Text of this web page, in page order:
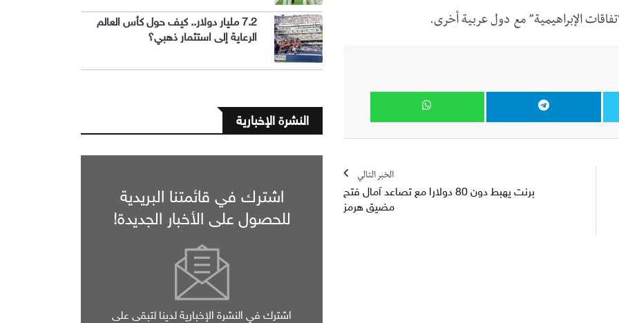
الإبراهيمية” مع دول عربية أخرى.
الخبر التالي
برنت يهبط دون 80 دولارا مع تصاعد آمال فتح
مضيق هرمز
7.2 مليار دولار.. كيف حول كأس العالم
الرعاية إلى استثمار ذهبي؟
النشرة الإخبارية
اشترك في قائمتنا البريدية
للحصول على الأخبار الجديدة!
اشترك في النشرة الإخبارية لدينا لتبقى على